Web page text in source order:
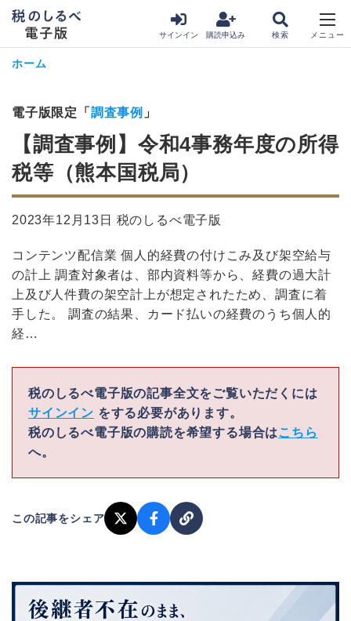
サインイン 購読申込み
ホーム
電子版限定「 調査事例 」
【調査事例】令和4事務年度の所得
税等（熊本国税局）
2023年12月13日 税のしるべ電子版
コンテンツ配信業 個人的経費の付けこみ及び架空給与
の計上 調査対象者は、部内資料等から、経費の過大計
上及び人件費の架空計上が想定されたため、調査に着
手した。 調査の結果、カード払いの経費のうち個人的
経…
税のしるべ電子版の記事全文をご覧いただくには
サインイン をする必要があります。
税のしるべ電子版の購読を希望する場合は こちら
へ。
この記事をシェア